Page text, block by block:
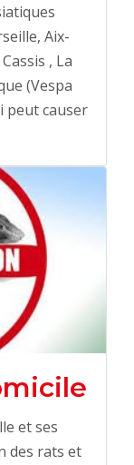
Aix-
, La
(Vespa
peut causer
et ses
des rats et